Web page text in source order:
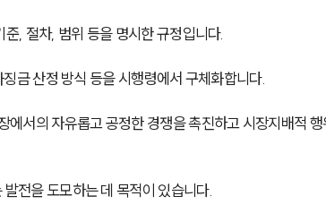
, 절차, 범위 등을 명시한 규정입니다.
금 산정 방식 등을 시행령에서 구체화합니다.
에서의 자유롭고 공정한 경쟁을 촉진하고 시장지배적
전을 도모하는 데 목적이 있습니다.